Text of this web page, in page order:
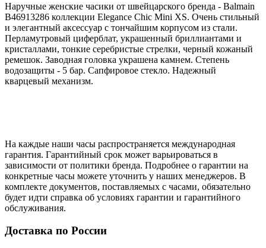
Наручные женские часики от швейцарского бренда - Balmain
B46913286 коллекции Elegance Chic Mini XS. Очень стильный
и элегантный аксессуар с тончайшим корпусом из стали.
Перламутровый циферблат, украшенный бриллиантами и
кристаллами, тонкие серебристые стрелки, черный кожаный
ремешок. Заводная головка украшена камнем. Степень
водозащиты - 5 бар. Сапфировое стекло. Надежный
кварцевый механизм.
На каждые наши часы распространяется международная
гарантия. Гарантийный срок может варьироваться в
зависимости от политики бренда. Подробнее о гарантии на
конкретные часы можете уточнить у наших менеджеров. В
комплекте документов, поставляемых с часами, обязательно
будет идти справка об условиях гарантии и гарантийного
обслуживания.
Доставка по России